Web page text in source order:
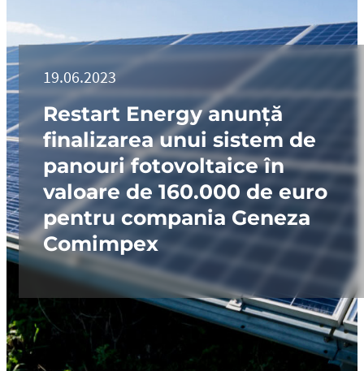
19.06.2023
Restart Energy anunță
finalizarea unui sistem de
panouri fotovoltaice în
valoare de 160.000 de euro
pentru compania Geneza
Comimpex